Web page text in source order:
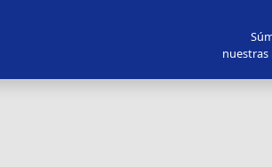
nuestras